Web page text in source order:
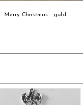
Merry Christmas - guld